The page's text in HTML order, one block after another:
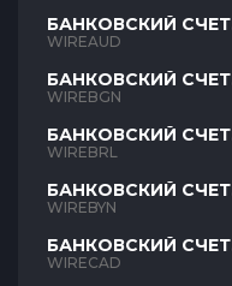
БАНКОВСКИЙ СЧЕТ
AUD
WIREAUD
БАНКОВСКИЙ СЧЕТ
BGN
WIREBGN
БАНКОВСКИЙ СЧЕТ
BRL
WIREBRL
БАНКОВСКИЙ СЧЕТ
BYN
WIREBYN
БАНКОВСКИЙ СЧЕТ
CAD
WIRECAD